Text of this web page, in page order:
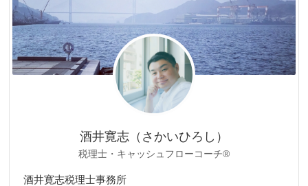
酒井寛志（さかいひろし）
税理士・キャッシュフローコーチ®
酒井寛志税理士事務所